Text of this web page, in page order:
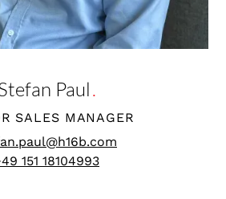
Paul.
SALES MANAGER
151 18104993